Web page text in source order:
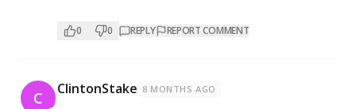
0 0 REPLY REPORT COMMENT
C ClintonStake 8 MONTHS AGO